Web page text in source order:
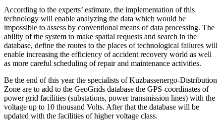
According to the experts’ estimate, the implementation of this
technology will enable analyzing the data which would be
impossible to assess by conventional means of data processing. The
ability of the system to make spatial requests and search in the
database, define the routes to the places of technological failures will
enable increasing the efficiency of accident recovery world as well
as more careful scheduling of repair and maintenance activities.
Be the end of this year the specialists of Kuzbassenergo-Distribution
Zone are to add to the GeoGrids database the GPS-coordinates of
power grid facilities (substations, power transmission lines) with the
voltage up to 10 thousand Volts. After that the database will be
updated with the facilities of higher voltage class.